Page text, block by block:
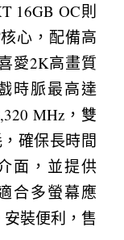
16GB OC則
心，配備高
愛2K高畫質
時脈最高達
MHz，雙
確保長時間
面，並提供
合多螢幕應
裝便利，售